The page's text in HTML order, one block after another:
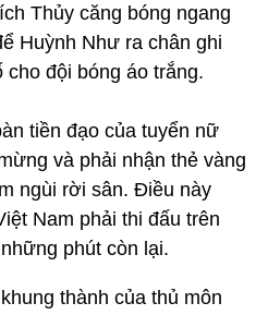
Thủy căng bóng ngang
Huỳnh Như ra chân ghi
cho đội bóng áo trắng.
tiền đạo của tuyển nữ
và phải nhận thẻ vàng
ngùi rời sân. Điều này
Nam phải thi đấu trên
phút còn lại.
thành của thủ môn